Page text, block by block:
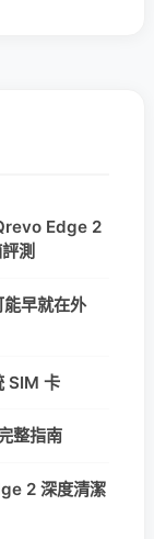
Edge 2
測
早就在外
SIM 卡
整指南
2 深度清潔